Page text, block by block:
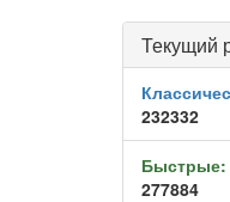
Текущий
232332
Быстрые:
277884